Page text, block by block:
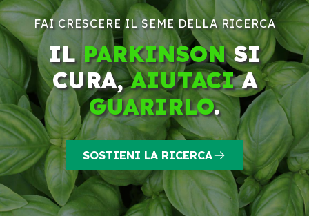
FAI CRESCERE IL SEME DELLA RICERCA
ILPARKINSONSI
CURA,AIUTACIA
GUARIRLO.
SOSTIENI LA RICERCA